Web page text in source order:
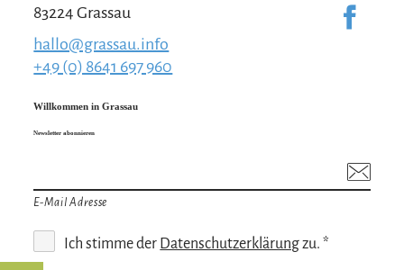
Willkommen in Grassau
Newsletter abonnieren
E-Mail Adresse
Ich stimme der Datenschutzerklärungzu. *
83224 Grassau
hallo@grassau.info
+49 (0) 8641 697 960